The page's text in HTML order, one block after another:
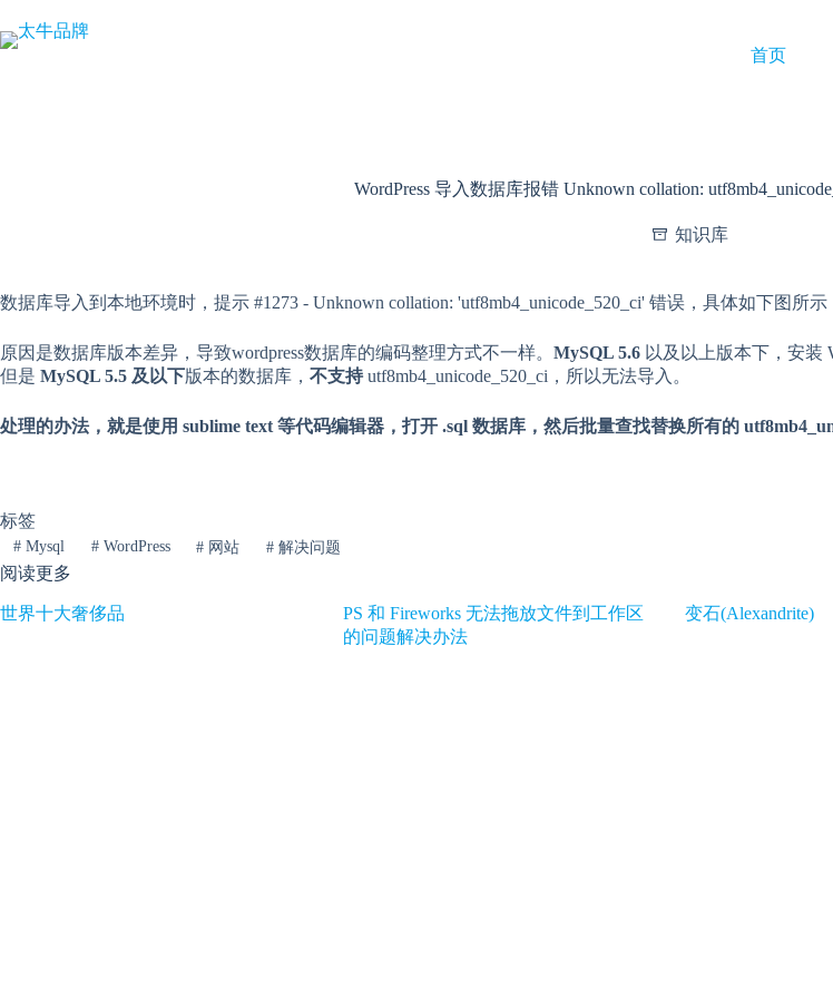
至
首页
WordPress 导入数据库报错 Unknown collation:
知识库
数据库导入到本地环境时，提示 #1273 - Unknown collation: 'utf8mb4_unicode_520_ci' 错误，具体如下图所示
原因是数据库版本差异，导致wordpress数据库的编码整理方式不一样。 MySQL 5.6 以及以上版本下，安装
但是 MySQL 5.5 及以下版本的数据库， 不支持utf8mb4_unicode_520_ci，所以无法导入。
处理的办法，就是使用 sublime text 等代码编辑器，打开 .sql 数据库，然后批量查找替换所有的
标签
#Mysql #WordPress # 网站 # 解决问题
阅读更多
世界十大奢侈品
PS 和 Fireworks 无法拖放文件到工作区
的问题解决办法
变石(Alexandrite)